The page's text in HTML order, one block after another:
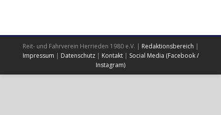
Reit- und Fahrverein Herrieden 1980 e.V. | Redaktionsbereich |
Impressum | Datenschutz| Kontakt| Social Media (Facebook /
Instagram)